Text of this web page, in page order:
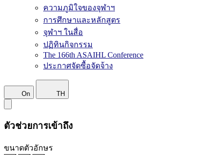
ความภูมิใจของจุฬาฯ
การศึกษาและหลักสูตร
จุฬาฯ ในสื่อ
ปฏิทินกิจกรรม
The 166th ASAIHL Conference
ประกาศจัดซื้อจัดจ้าง
On TH
ตัวช่วยการเข้าถึง
ขนาดตัวอักษร